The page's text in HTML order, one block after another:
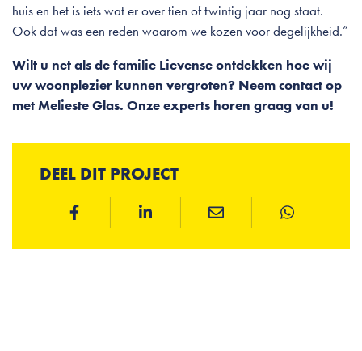
huis en het is iets wat er over tien of twintig jaar nog staat.
Ook dat was een reden waarom we kozen voor degelijkheid.”
Wilt u net als de familie Lievense ontdekken hoe wij
uw woonplezier kunnen vergroten? Neem contact op
met Melieste Glas. Onze experts horen graag van u!
DEEL DIT PROJECT